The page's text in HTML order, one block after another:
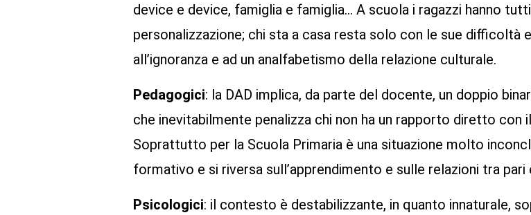
device e device, famiglia e famiglia… A scuola i ragazzi hanno
personalizzazione; chi sta a casa resta solo con le sue difficoltà
all’ignoranza e ad un analfabetismo della relazione culturale.
Pedagogici: la DAD implica, da parte del docente, un doppio
che inevitabilmente penalizza chi non ha un rapporto diretto con
Soprattutto per la Scuola Primaria è una situazione molto
formativo e si riversa sull’apprendimento e sulle relazioni tra
Psicologici: il contesto è destabilizzante, in quanto innaturale,